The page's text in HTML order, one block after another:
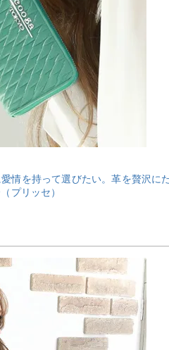
愛情を持って選びたい。革を贅沢に
プリッセ）